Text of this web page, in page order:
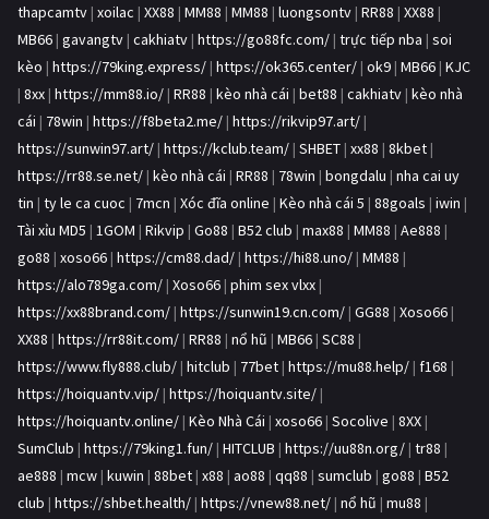
thapcamtv | xoilac | XX88 | MM88 | MM88 | luongsontv | RR88 | XX88 |
MB66 | gavangtv | cakhiatv | https://go88fc.com/ | trực tiếp nba | soi
kèo | https://79king.express/ | https://ok365.center/ | ok9 | MB66 | KJC
| 8xx | https://mm88.io/ | RR88 | kèo nhà cái | bet88 | cakhiatv | kèo nhà
cái | 78win | https://f8beta2.me/ | https://rikvip97.art/ |
https://sunwin97.art/ | https://kclub.team/ | SHBET | xx88 | 8kbet |
https://rr88.se.net/ | kèo nhà cái | RR88 | 78win | bongdalu | nha cai uy
tin | ty le ca cuoc | 7mcn | Xóc đĩa online | Kèo nhà cái 5 | 88goals | iwin |
Tài xỉu MD5 | 1GOM | Rikvip | Go88 | B52 club | max88 | MM88 | Ae888 |
go88 | xoso66 | https://cm88.dad/ | https://hi88.uno/ | MM88 |
https://alo789ga.com/ | Xoso66 | phim sex vlxx |
https://xx88brand.com/ | https://sunwin19.cn.com/ | GG88 | Xoso66 |
XX88 | https://rr88it.com/ | RR88 | nổ hũ | MB66 | SC88 |
https://www.fly888.club/ | hitclub | 77bet | https://mu88.help/ | f168 |
https://hoiquantv.vip/ | https://hoiquantv.site/ |
https://hoiquantv.online/ | Kèo Nhà Cái | xoso66 | Socolive | 8XX |
SumClub | https://79king1.fun/ | HITCLUB | https://uu88n.org/ | tr88 |
ae888 | mcw | kuwin | 88bet | x88 | ao88 | qq88 | sumclub | go88 | B52
club | https://shbet.health/ | https://vnew88.net/ | nổ hũ | mu88 |